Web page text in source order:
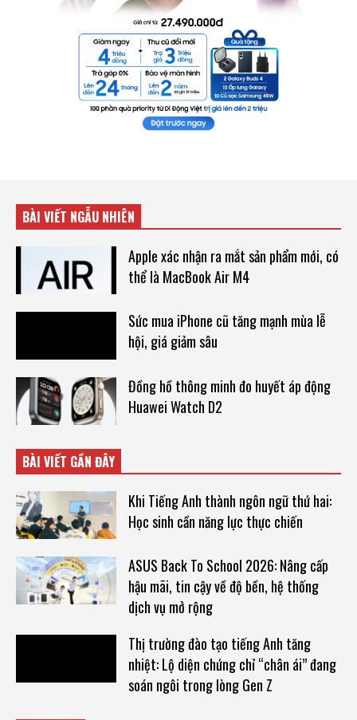
BÀI VIẾT NGẪU NHIÊN
Apple xác nhận ra mắt sản phẩm mới, có
thể là MacBook Air M4
Sức mua iPhone cũ tăng mạnh mùa lễ
hội, giá giảm sâu
Đồng hồ thông minh đo huyết áp động
Huawei Watch D2
BÀI VIẾT GẦN ĐÂY
Khi Tiếng Anh thành ngôn ngữ thứ hai:
Học sinh cần năng lực thực chiến
ASUS Back To School 2026: Nâng cấp
hậu mãi, tin cậy về độ bền, hệ thống
dịch vụ mở rộng
Thị trường đào tạo tiếng Anh tăng
nhiệt: Lộ diện chứng chỉ “chân ái” đang
soán ngôi trong lòng Gen Z